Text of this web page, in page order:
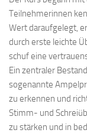
Teilnehmerinnen
Wert daraufgelegt,
durch erste leichte
schuf eine
Ein zentraler
sogenannte
zu erkennen und
Stimm- und
zu stärken und in